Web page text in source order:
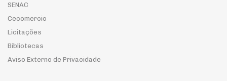
SENAC
Cecomercio
Licitações
Bibliotecas
Aviso Externo de Privacidade